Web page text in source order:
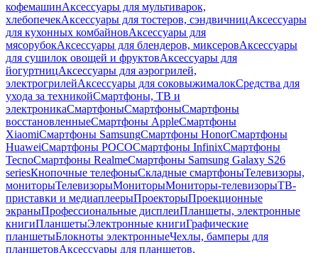
кофемашинАксессуары для мультиварок,
хлебопечекАксессуары для тостеров, сэндвичницАксессуары
для кухонных комбайновАксессуары для
мясорубокАксессуары для блендеров, миксеровАксессуары
для сушилок овощей и фруктовАксессуары для
йогуртницАксессуары для аэрогрилей,
электрогрилейАксессуары для соковыжималокСредства для
ухода за техникойСмартфоны, ТВ и
электроникаСмартфоныСмартфоныСмартфоны
восстановленныеСмартфоны AppleСмартфоны
XiaomiСмартфоны SamsungСмартфоны HonorСмартфоны
HuaweiСмартфоны POCOСмартфоны InfinixСмартфоны
TecnoСмартфоны RealmeСмартфоны Samsung Galaxy S26
seriesКнопочные телефоныСкладные смартфоныТелевизоры,
мониторыТелевизорыМониторыМониторы-телевизорыТВ-
приставки и медиаплеерыПроекторыПроекционные
экраныПрофессиональные дисплеиПланшеты, электронные
книгиПланшетыЭлектронные книгиГрафические
планшетыБлокноты электронныеЧехлы, бамперы для
планшетовАксессуары для планшетов,